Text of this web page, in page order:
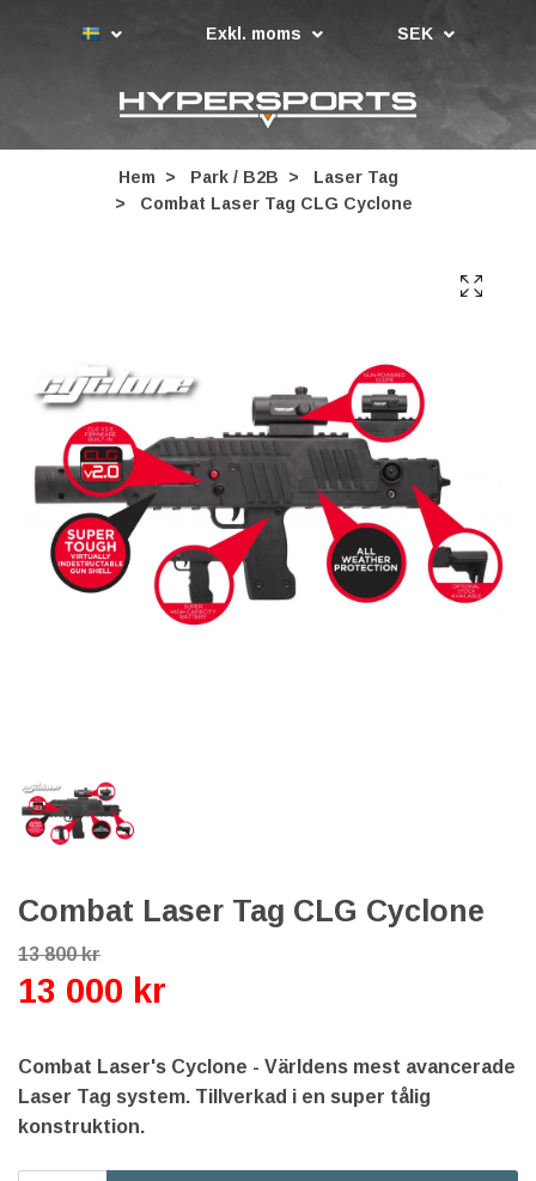
Exkl. moms SEK
Hem Park / B2B
Laser Tag
Combat Laser Tag CLG Cyclone
Combat Laser Tag CLG Cyclone
13 800 kr
13 000 kr
Combat Laser's Cyclone - Världens mest avancerade
Laser Tag system. Tillverkad i en super tålig
konstruktion.